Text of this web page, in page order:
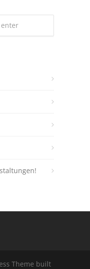
Theme built